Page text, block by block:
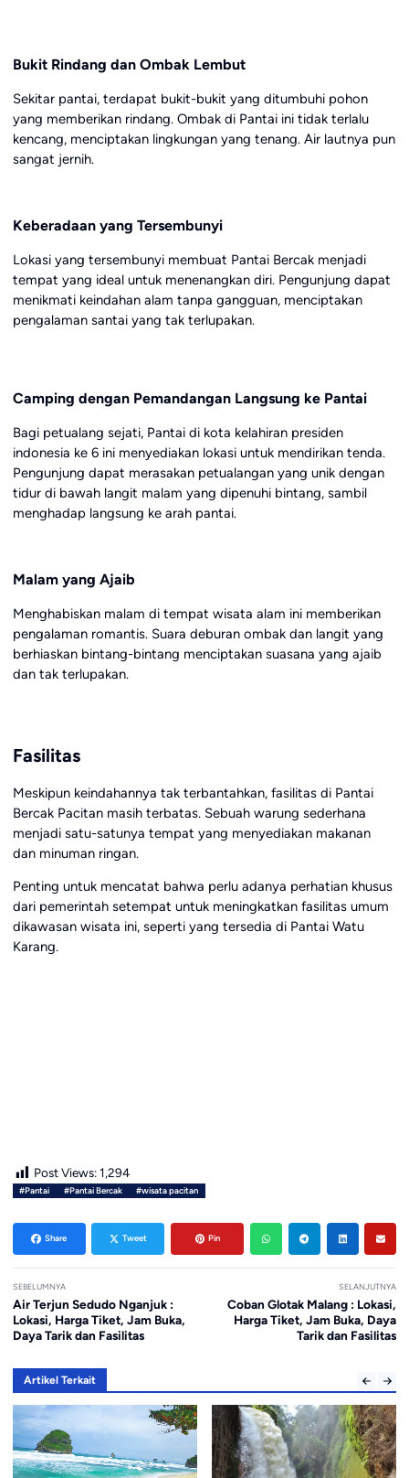
Bukit Rindang dan Ombak Lembut
Sekitar pantai, terdapat bukit-bukit yang ditumbuhi pohon
yang memberikan rindang. Ombak di Pantai ini tidak terlalu
kencang, menciptakan lingkungan yang tenang. Air lautnya pun
sangat jernih.
Keberadaan yang Tersembunyi
Lokasi yang tersembunyi membuat Pantai Bercak menjadi
tempat yang ideal untuk menenangkan diri. Pengunjung dapat
menikmati keindahan alam tanpa gangguan, menciptakan
pengalaman santai yang tak terlupakan.
Camping dengan Pemandangan Langsung ke Pantai
Bagi petualang sejati, Pantai di kota kelahiran presiden
indonesia ke 6 ini menyediakan lokasi untuk mendirikan tenda.
Pengunjung dapat merasakan petualangan yang unik dengan
tidur di bawah langit malam yang dipenuhi bintang, sambil
menghadap langsung ke arah pantai.
Malam yang Ajaib
Menghabiskan malam di tempat wisata alam ini memberikan
pengalaman romantis. Suara deburan ombak dan langit yang
berhiaskan bintang-bintang menciptakan suasana yang ajaib
dan tak terlupakan.
Fasilitas
Meskipun keindahannya tak terbantahkan, fasilitas di Pantai
Bercak Pacitan masih terbatas. Sebuah warung sederhana
menjadi satu-satunya tempat yang menyediakan makanan
dan minuman ringan.
Penting untuk mencatat bahwa perlu adanya perhatian khusus
dari pemerintah setempat untuk meningkatkan fasilitas umum
dikawasan wisata ini, seperti yang tersedia di Pantai Watu
Karang.
Post Views: 1,294
#Pantai #Pantai Bercak #wisata pacitan
Share Tweet Pin
SEBELUMNYA
Air Terjun Sedudo Nganjuk :
Lokasi, Harga Tiket, Jam Buka,
Daya Tarik dan Fasilitas
SELANJUTNYA
Coban Glotak Malang : Lokasi,
Harga Tiket, Jam Buka, Daya
Tarik dan Fasilitas
Artikel Terkait